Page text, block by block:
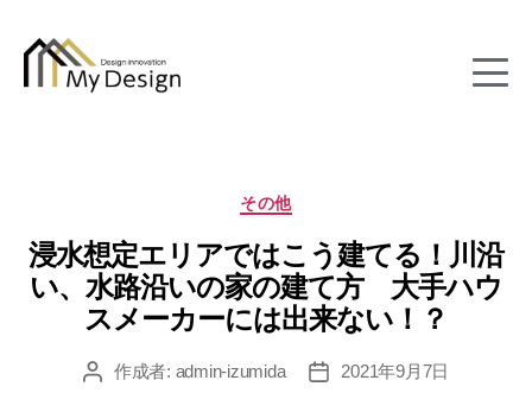
カ
ゴ
リ
ー
その他
浸水想定エリアではこう建てる！川沿
い、水路沿いの家の建て方 大手ハウ
スメーカーには出来ない！？
投 作成者: admin-izumida
投
2021年9月7日